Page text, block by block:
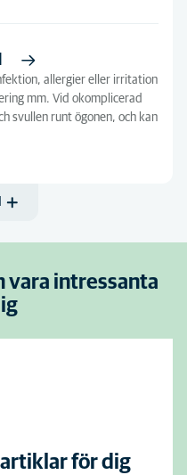
(59)
allergier eller irritation
mm. Vid okomplicerad
svullen runt ögonen, och kan
vara intressanta
för dig